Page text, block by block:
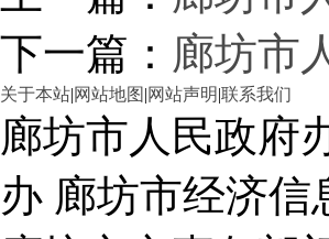
下一篇： 廊坊市
关于本站|网站地图 |网站声明|联系我们
廊坊市人民政府
办 廊坊市经济信